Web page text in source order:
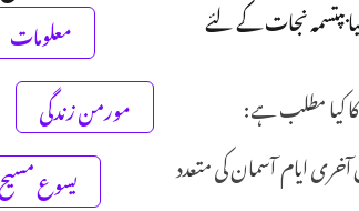
نجات کے لئے
کیا مطلب ہے:
ایام آسمان کی متعدد
معلومات
مورمن زندگی
یسوع